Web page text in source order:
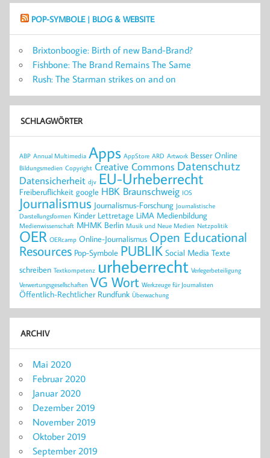
POP-SYMBOLE | BLOG & WEBSITE
Brixtonboogie: Birth of new Band-Brand?
Fishbone: The Brand Remains The Same
Rush: The Starman strikes on and on
SCHLAGWÖRTER
ABP Annual Multimedia Apps AppStore ARD Artwork Besser Online
Bildungsmedien Copyright Creative Commons Datenschutz
Datensicherheit djv EU-Urheberrecht
Freiberuflichkeit google HBK Braunschweig IOS
Journalismus Journalismus-Forschung Journalistische
Darstellungsformen Kinder Lettretage LiMA Medienbildung
Medienwissenschaft MHMK Berlin Musik und Neue Medien Netzpolitik
OER OERcamp Online-Journalismus Open Educational
Resources Pop-Symbole PUBLIK Social Media Texte
schreiben Textkompetenz urheberrecht Verlegerbeteiligung
Verwertungsgesellschaften VG Wort Werkzeuge für Journalisten
Öffentlich-Rechtlicher Rundfunk Überwachung
ARCHIV
Mai 2020
Februar 2020
Januar 2020
Dezember 2019
November 2019
Oktober 2019
September 2019